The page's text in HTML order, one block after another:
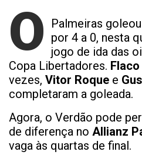
O
Palmeiras
por 4 a 0, nesta
jogo de ida das
Copa Libertadores.
vezes, Vitor Roque e
completaram a goleada.
Agora, o Verdão pode
de diferença no Allianz
vaga às quartas de final.